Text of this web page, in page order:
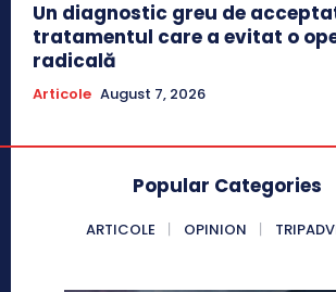
Un diagnostic greu de
tratamentul care a evitat o
radicală
Articole August 7, 2026
Popular Categories
ARTICOLE OPINION